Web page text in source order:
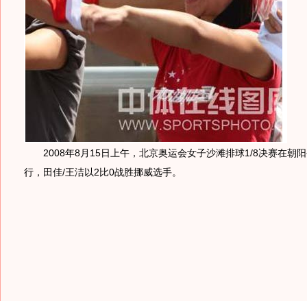
2008年8月15日上午，北京奥运会女子沙滩排球1/8决赛在朝阳
行，田佳/王洁以2比0战胜挪威选手。